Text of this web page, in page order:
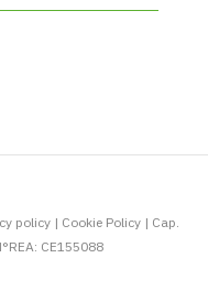
policy | Cookie Policy | Cap.
CE155088